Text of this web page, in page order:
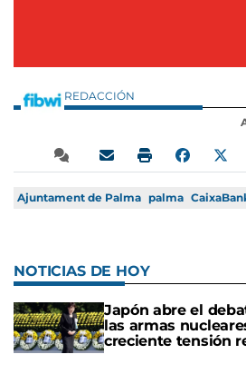
REDACCIÓN
Ajuntament de Palma palma
NOTICIAS DE HOY
Japón abre el
las armas
creciente tensión